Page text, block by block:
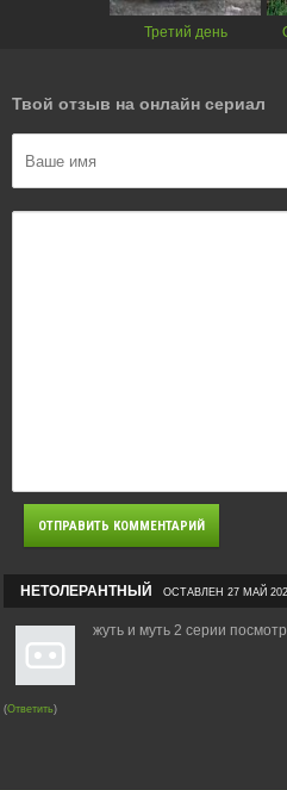
Третий день
Твой отзыв на онлайн сериал
НЕТОЛЕРАНТНЫЙ ОСТАВЛЕН 27 МАЙ
жуть и муть 2 серии
(Ответить)